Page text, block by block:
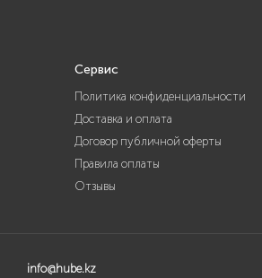
Сервис
Политика конфиденциальности
Доставка и оплата
Договор публичной оферты
Правила оплаты
Отзывы
info@hube.kz